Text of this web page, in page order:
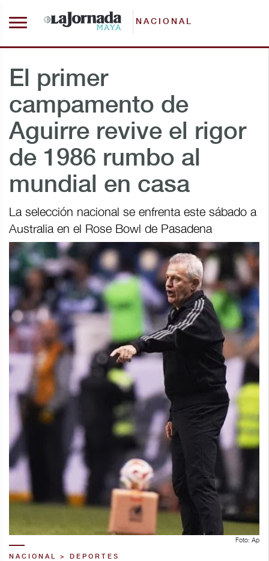
NACIONAL
El primer
campamento de
Aguirre revive el rigor
de 1986 rumbo al
mundial en casa
La selección nacional se enfrenta este sábado a
Australia en el Rose Bowl de Pasadena
Foto: Ap
NACIONAL > DEPORTES